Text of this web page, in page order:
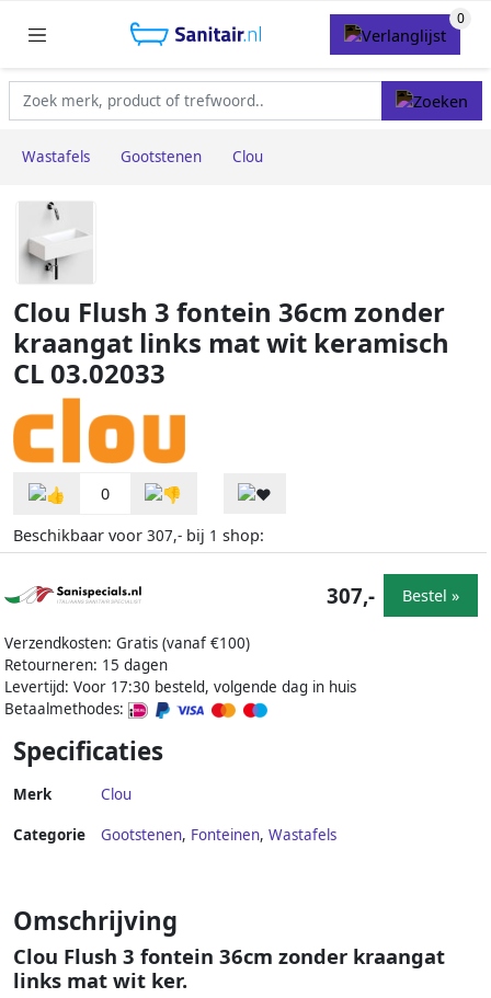
Wastafels Gootstenen Clou
Clou Flush 3 fontein 36cm zonder
kraangat links mat wit keramisch
CL 03.02033
0
Beschikbaar voor 307,- bij 1 shop:
Verzendkosten: Gratis (vanaf €100)
Retourneren: 15 dagen
Levertijd: Voor 17:30 besteld, volgende dag in huis
Betaalmethodes:
307,- Bestel »
Specificaties
Merk Clou
Categorie Gootstenen, Fonteinen, Wastafels
Omschrijving
Clou Flush 3 fontein 36cm zonder kraangat
links mat wit ker.